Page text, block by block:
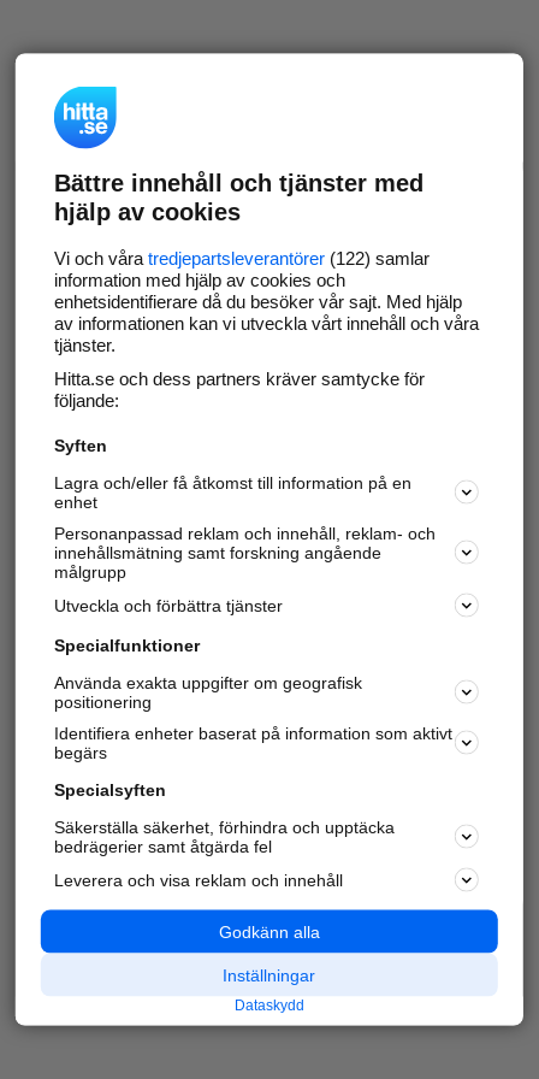
Bättre innehåll och tjänster med
hjälp av cookies
Vi och våra tredjepartsleverantörer(122) samlar
information med hjälp av cookies och
enhetsidentifierare då du besöker vår sajt. Med hjälp
av informationen kan vi utveckla vårt innehåll och våra
tjänster.
Hitta.se och dess partners kräver samtycke för
följande:
Syften
Lagra och/eller få åtkomst till information på en
enhet
Personanpassad reklam och innehåll, reklam- och
innehållsmätning samt forskning angående
målgrupp
Utveckla och förbättra tjänster
Specialfunktioner
Använda exakta uppgifter om geografisk
positionering
Identifiera enheter baserat på information som aktivt
begärs
Specialsyften
Säkerställa säkerhet, förhindra och upptäcka
bedrägerier samt åtgärda fel
Leverera och visa reklam och innehåll
Godkänn alla
Inställningar
Dataskydd